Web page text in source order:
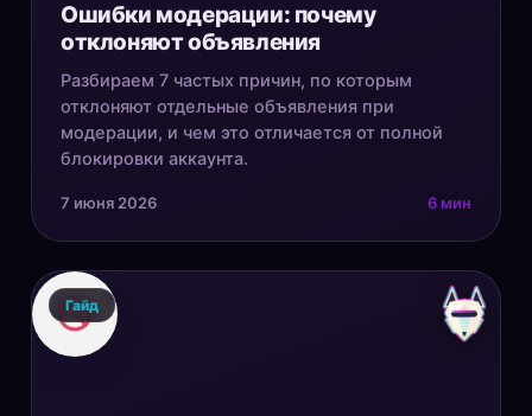
Ошибки модерации: почему
отклоняют объявления
Разбираем 7 частых причин, по которым
отклоняют отдельные объявления при
модерации, и чем это отличается от полной
блокировки аккаунта.
7 июня 2026 6 мин
Гайд